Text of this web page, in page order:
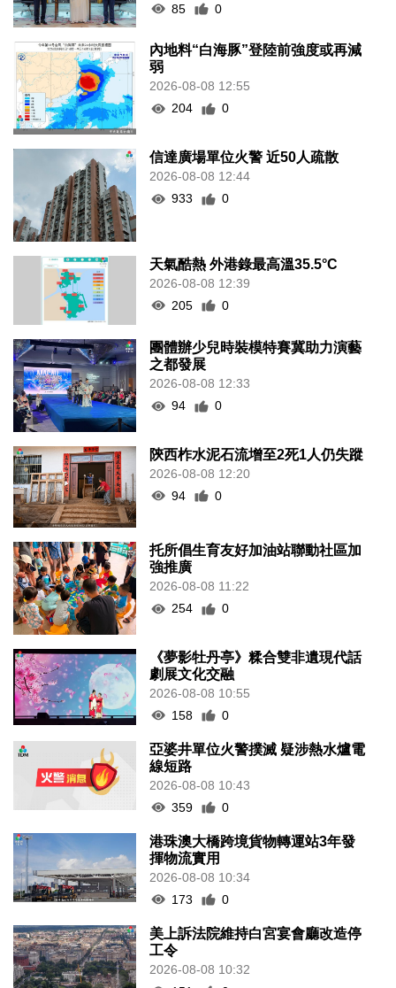
85
0
內地料“白海豚”登陸前強度或再減
弱
2026-08-08 12:55
204
0
信達廣場單位火警 近50人疏散
2026-08-08 12:44
933
0
天氣酷熱 外港錄最高溫35.5°C
2026-08-08 12:39
205
0
團體辦少兒時裝模特賽冀助力演藝
之都發展
2026-08-08 12:33
94
0
陝西柞水泥石流增至2死1人仍失蹤
2026-08-08 12:20
94
0
托所倡生育友好加油站聯動社區加
強推廣
2026-08-08 11:22
254
0
《夢影牡丹亭》糅合雙非遺現代話
劇展文化交融
2026-08-08 10:55
158
0
亞婆井單位火警撲滅 疑涉熱水爐電
線短路
2026-08-08 10:43
359
0
港珠澳大橋跨境貨物轉運站3年發
揮物流實用
2026-08-08 10:34
173
0
美上訴法院維持白宮宴會廳改造停
工令
2026-08-08 10:32